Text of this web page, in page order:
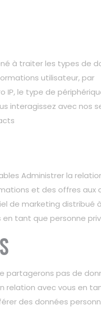
à traiter les types de
utilisateur, par
IP, le type de
interagissez avec nos
Administrer la
et des offres aux
de marketing distribué à
tant que personne
partagerons pas de
relation avec vous en
des données